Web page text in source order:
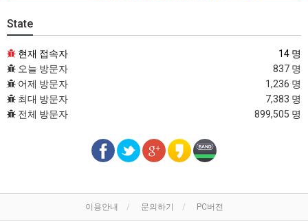
State
현재 접속자
14 명
오늘 방문자
837 명
어제 방문자
1,236 명
최대 방문자
7,383 명
전체 방문자
899,505 명
이용안내 문의하기 PC버전